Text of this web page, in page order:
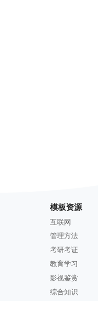
模板资源
互联网
管理方法
考研考证
教育学习
影视鉴赏
综合知识